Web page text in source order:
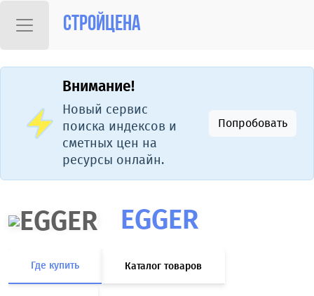
Стройцена
Внимание!
Новый сервис
поиска индексов и
сметных цен на
ресурсы онлайн.
Попробовать
EGGER
Где купить Каталог товаров